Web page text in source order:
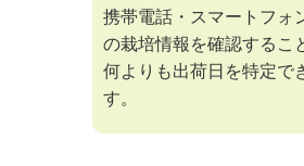
携帯電話・スマートフォ
の栽培情報を確認するこ
何よりも出荷日を特定で
す。